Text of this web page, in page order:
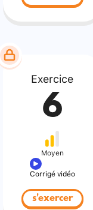
Exercice
6
Moyen
Corrigé vidéo
s'exercer